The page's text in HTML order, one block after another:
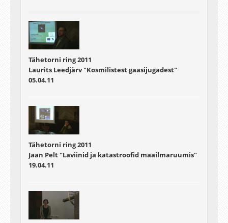
Tähetorni ring 2011
Laurits Leedjärv "Kosmilistest gaasijugadest"
05.04.11
Tähetorni ring 2011
Jaan Pelt "Laviinid ja katastroofid maailmaruumis"
19.04.11